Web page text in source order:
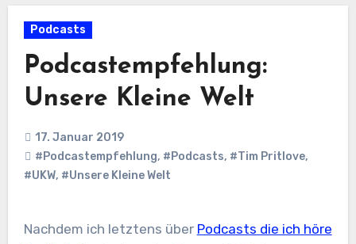
Podcasts
Podcastempfehlung:
Unsere Kleine Welt
17. Januar 2019
#Podcastempfehlung, #Podcasts, #Tim Pritlove,
#UKW, #Unsere Kleine Welt
Nachdem ich letztens über Podcasts die ich höre